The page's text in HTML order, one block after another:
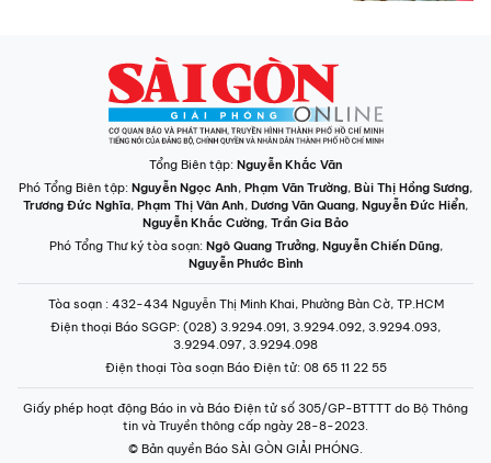
Tổng Biên tập: Nguyễn Khắc Văn
Phó Tổng Biên tập: Nguyễn Ngọc Anh, Phạm Văn Trường, Bùi Thị Hồng Sương,
Trương Đức Nghĩa, Phạm Thị Vân Anh, Dương Văn Quang, Nguyễn Đức Hiển,
Nguyễn Khắc Cường, Trần Gia Bảo
Phó Tổng Thư ký tòa soạn: Ngô Quang Trưởng, Nguyễn Chiến Dũng,
Nguyễn Phước Bình
Tòa soạn : 432-434 Nguyễn Thị Minh Khai, Phường Bàn Cờ, TP.HCM
Điện thoại Báo SGGP: (028) 3.9294.091, 3.9294.092, 3.9294.093,
3.9294.097, 3.9294.098
Điện thoại Tòa soạn Báo Điện tử: 08 65 11 22 55
Giấy phép hoạt động Báo in và Báo Điện tử số 305/GP-BTTTT do Bộ Thông
tin và Truyền thông cấp ngày 28-8-2023.
© Bản quyền Báo SÀI GÒN GIẢI PHÓNG.